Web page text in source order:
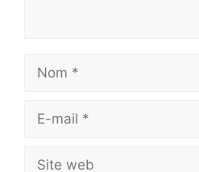
Nom
Site